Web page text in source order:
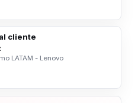
cliente
LATAM - Lenovo